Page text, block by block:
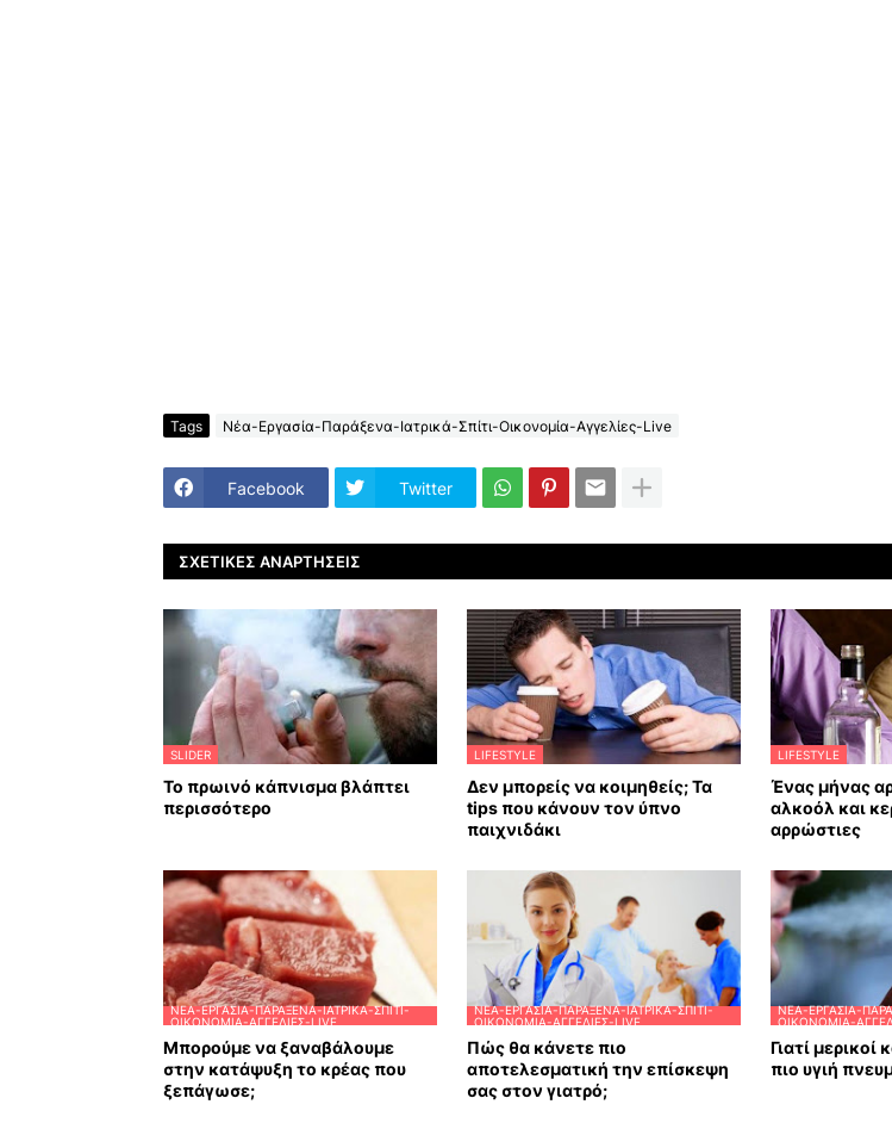
Tags Νέα-Εργασία-Παράξενα-Ιατρικά-Σπίτι-Οικονομία-Αγγελίες-Live
Facebook Twitter
ΣΧΕΤΙΚΈΣ ΑΝΑΡΤΉΣΕΙΣ
SLIDER
Το πρωινό κάπνισμα βλάπτει
περισσότερο
LIFESTYLE
Δεν μπορείς να κοιμηθείς; Τα
tips που κάνουν τον ύπνο
παιχνιδάκι
LIFESTYLE
Ένας μήνας
αλκοόλ και
αρρώστιες
ΝΈΑ-ΕΡΓΑΣΊΑ-ΠΑΡΆΞΕΝΑ-ΙΑΤΡΙΚΆ-ΣΠΊΤΙ-
ΟΙΚΟΝΟΜΊΑ-ΑΓΓΕΛΊΕΣ-LIVE
Μπορούμε να ξαναβάλουμε
στην κατάψυξη το κρέας που
ξεπάγωσε;
ΝΈΑ-ΕΡΓΑΣΊΑ-ΠΑΡΆΞΕΝΑ-ΙΑΤΡΙΚΆ-ΣΠΊΤΙ-
ΟΙΚΟΝΟΜΊΑ-ΑΓΓΕΛΊΕΣ-LIVE
Πώς θα κάνετε πιο
αποτελεσματική την επίσκεψη
σας στον γιατρό;
ΝΈΑ-ΕΡΓΑΣΊΑ-
ΟΙΚΟΝΟΜΊΑ-
Γιατί μερικοί
πιο υγιή